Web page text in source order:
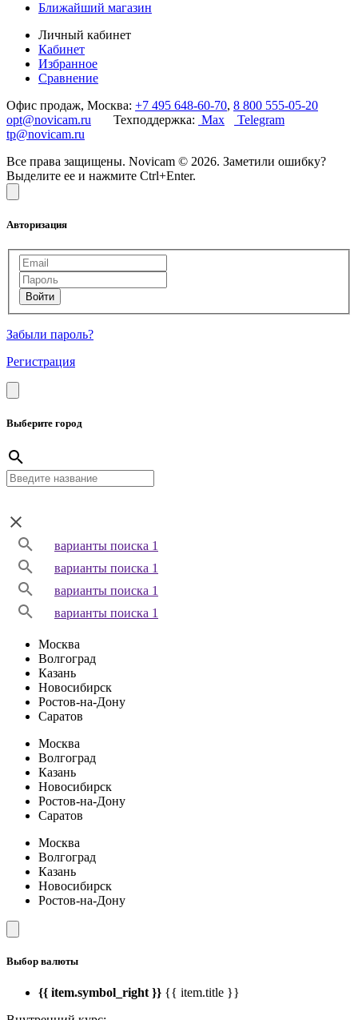
Ближайший магазин
Личный кабинет
Кабинет
Избранное
Сравнение
Офис продаж, Москва: +7 495 648-60-70, 8 800 555-05-20
opt@novicam.ru Техподдержка: Max
Telegram
tp@novicam.ru
Все права защищены. Novicam © 2026. Заметили ошибку?
Выделите ее и нажмите Ctrl+Enter.
Авторизация
Забыли пароль?
Регистрация
Выберите город
варианты поиска 1
варианты поиска 1
варианты поиска 1
варианты поиска 1
Москва
Волгоград
Казань
Новосибирск
Ростов-на-Дону
Саратов
Москва
Волгоград
Казань
Новосибирск
Ростов-на-Дону
Саратов
Москва
Волгоград
Казань
Новосибирск
Ростов-на-Дону
Выбор валюты
{{ item.symbol_right }} {{ item.title }}